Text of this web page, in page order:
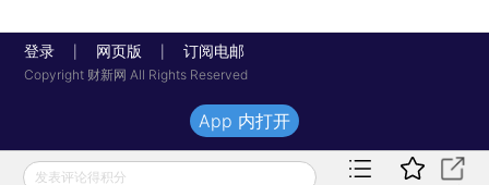
登录 网页版 订阅电邮
Copyright 财新网 All Rights Reserved
发表评论得积分
App 内打开